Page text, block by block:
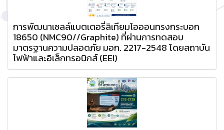
การพัฒนาเซลล์แบตเตอรี่ลิเทียมไอออนทรงกระบอก
18650 (NMC90//Graphite) ที่ผ่านการทดสอบ
มาตรฐานความปลอดภัย มอก. 2217-2548 โดยสถาบัน
ไฟฟ้าและอิเล็กทรอนิกส์ (EEI)